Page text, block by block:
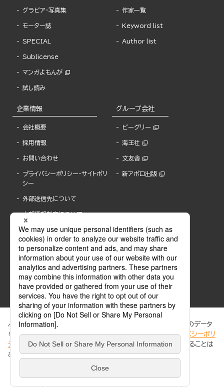
グラビア・写真集
モーター誌
SPECIAL
Sublicense
マンガよもんが
試し読み
作家一覧
Keyword list
Author list
企業情報
会社概要
採用情報
お問い合わせ
プライバシーポリシー・サイトポリ
シー
外部送信先について
内部通報制度について
グループ会社
ビーグリー
海王社
文友舎
新アポロ出版
ABJマークは、この電子書店・電子書籍配信サービスが、著作権者からコンテンツ使用許諾を
得た正規版配信サービスであることを示す登録商標(登録番号 第6091713号)です。
ABJマークの詳細、ABJマークを掲示しているサービスの一覧はこちら。
ぶんか社が運営するサイトでは、利便性向上のためにCookie等のデータ
を使用しています。 当社のCookieについての詳細は、「プライバシーポリ
シー
」をご覧ください。当サイトでは、訪問者の個人情報を追跡することは
ありません。